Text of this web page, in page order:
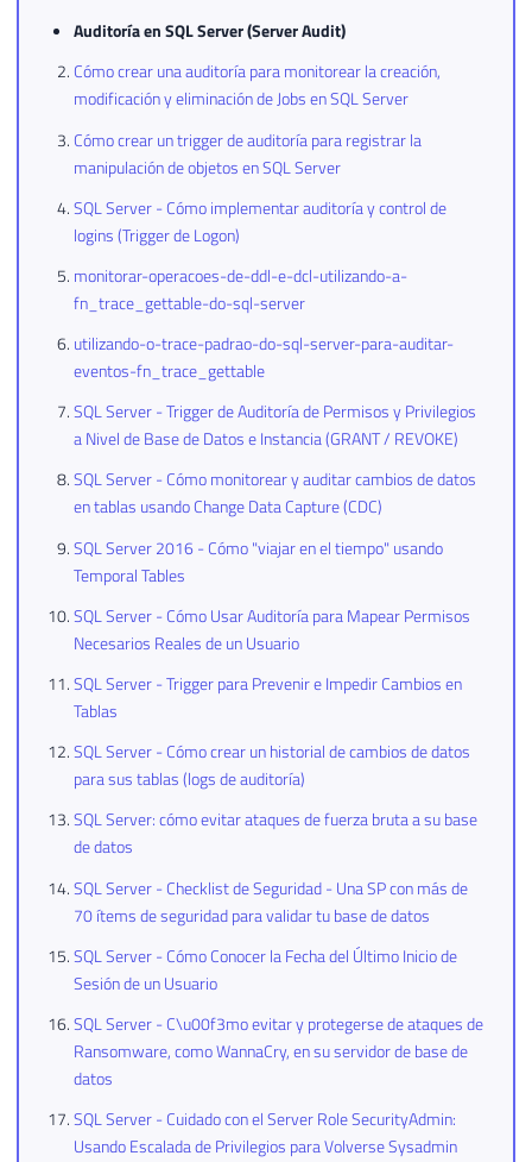
Auditoría en SQL Server (Server Audit)
Cómo crear una auditoría para monitorear la creación,
modificación y eliminación de Jobs en SQL Server
Cómo crear un trigger de auditoría para registrar la
manipulación de objetos en SQL Server
SQL Server - Cómo implementar auditoría y control de
logins (Trigger de Logon)
monitorar-operacoes-de-ddl-e-dcl-utilizando-a-
fn_trace_gettable-do-sql-server
utilizando-o-trace-padrao-do-sql-server-para-auditar-
eventos-fn_trace_gettable
SQL Server - Trigger de Auditoría de Permisos y Privilegios
a Nivel de Base de Datos e Instancia (GRANT / REVOKE)
SQL Server - Cómo monitorear y auditar cambios de datos
en tablas usando Change Data Capture (CDC)
SQL Server 2016 - Cómo "viajar en el tiempo" usando
Temporal Tables
SQL Server - Cómo Usar Auditoría para Mapear Permisos
Necesarios Reales de un Usuario
SQL Server - Trigger para Prevenir e Impedir Cambios en
Tablas
SQL Server - Cómo crear un historial de cambios de datos
para sus tablas (logs de auditoría)
SQL Server: cómo evitar ataques de fuerza bruta a su base
de datos
SQL Server - Checklist de Seguridad - Una SP con más de
70 ítems de seguridad para validar tu base de datos
SQL Server - Cómo Conocer la Fecha del Último Inicio de
Sesión de un Usuario
SQL Server - C\u00f3mo evitar y protegerse de ataques de
Ransomware, como WannaCry, en su servidor de base de
datos
SQL Server - Cuidado con el Server Role SecurityAdmin:
Usando Escalada de Privilegios para Volverse Sysadmin